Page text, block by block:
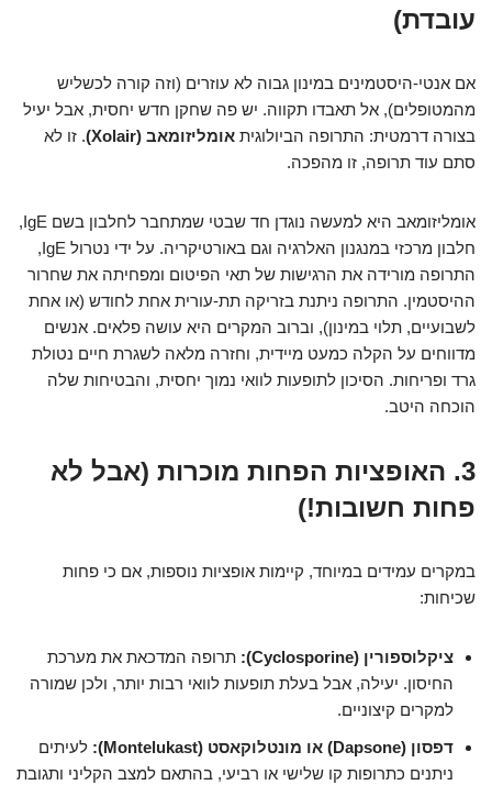
עובדת)
אם אנטי-היסטמינים במינון גבוה לא עוזרים (וזה קורה לכשליש
מהמטופלים), אל תאבדו תקווה. יש פה שחקן חדש יחסית, אבל יעיל
בצורה דרמטית: התרופה הביולוגית אומליזומאב (Xolair)
. זו לא
סתם עוד תרופה, זו מהפכה.
אומליזומאב היא למעשה נוגדן חד שבטי שמתחבר לחלבון בשם IgE,
חלבון מרכזי במנגנון האלרגיה וגם באורטיקריה. על ידי נטרול IgE,
התרופה מורידה את הרגישות של תאי הפיטום ומפחיתה את שחרור
ההיסטמין. התרופה ניתנת בזריקה תת-עורית אחת לחודש (או אחת
לשבועיים, תלוי במינון), וברוב המקרים היא עושה פלאים. אנשים
מדווחים על הקלה כמעט מיידית, וחזרה מלאה לשגרת חיים נטולת
גרד ופריחות. הסיכון לתופעות לוואי נמוך יחסית, והבטיחות שלה
הוכחה היטב.
3. האופציות הפחות מוכרות (אבל לא
פחות חשובות!)
במקרים עמידים במיוחד, קיימות אופציות נוספות, אם כי פחות
שכיחות:
ציקלוספורין (Cyclosporine):
תרופה המדכאת את מערכת
החיסון. יעילה, אבל בעלת תופעות לוואי רבות יותר, ולכן שמורה
למקרים קיצוניים.
דפסון (Dapsone) או מונטלוקאסט (Montelukast):
לעיתים
ניתנים כתרופות קו שלישי או רביעי, בהתאם למצב הקליני ותגובת